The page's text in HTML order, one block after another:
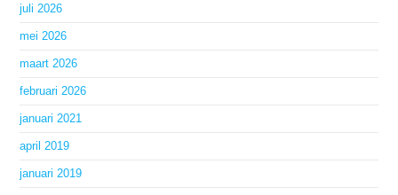
juli 2026
mei 2026
maart 2026
februari 2026
januari 2021
april 2019
januari 2019